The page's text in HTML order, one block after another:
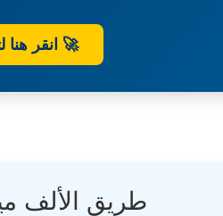
🚀 انقر
طريق الألف